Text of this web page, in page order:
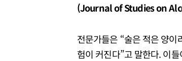
(Journal of Studies on
전문가들은 “술은 적은 양
험이 커진다”고 말한다. 이